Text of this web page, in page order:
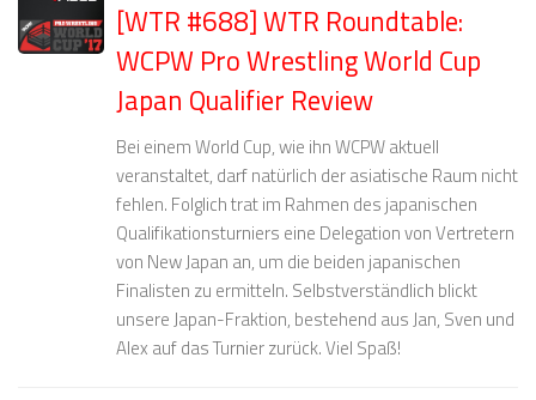
[WTR #688] WTR Roundtable:
WCPW Pro Wrestling World Cup
Japan Qualifier Review
Bei einem World Cup, wie ihn WCPW aktuell
veranstaltet, darf natürlich der asiatische Raum nicht
fehlen. Folglich trat im Rahmen des japanischen
Qualifikationsturniers eine Delegation von Vertretern
von New Japan an, um die beiden japanischen
Finalisten zu ermitteln. Selbstverständlich blickt
unsere Japan-Fraktion, bestehend aus Jan, Sven und
Alex auf das Turnier zurück. Viel Spaß!